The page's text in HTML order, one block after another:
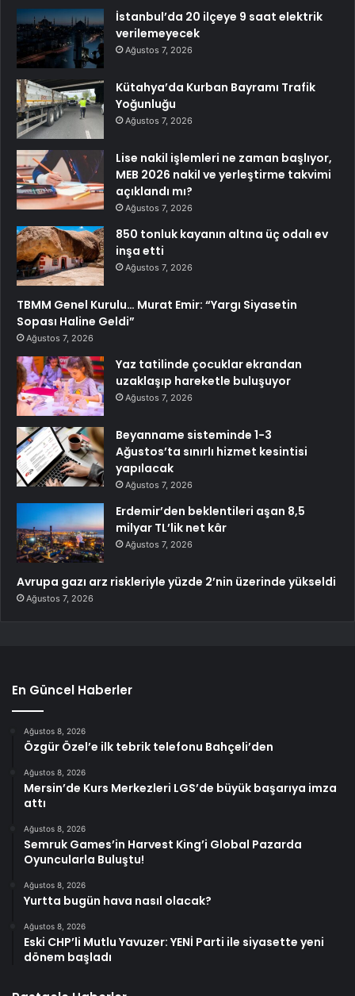
İstanbul’da 20 ilçeye 9 saat elektrik
verilemeyecek
Ağustos 7, 2026
Kütahya’da Kurban Bayramı Trafik
Yoğunluğu
Ağustos 7, 2026
Lise nakil işlemleri ne zaman başlıyor,
MEB 2026 nakil ve yerleştirme takvimi
açıklandı mı?
Ağustos 7, 2026
850 tonluk kayanın altına üç odalı ev
inşa etti
Ağustos 7, 2026
TBMM Genel Kurulu… Murat Emir: “Yargı Siyasetin
Sopası Haline Geldi”
Ağustos 7, 2026
Yaz tatilinde çocuklar ekrandan
uzaklaşıp hareketle buluşuyor
Ağustos 7, 2026
Beyanname sisteminde 1-3
Ağustos’ta sınırlı hizmet kesintisi
yapılacak
Ağustos 7, 2026
Erdemir’den beklentileri aşan 8,5
milyar TL’lik net kâr
Ağustos 7, 2026
Avrupa gazı arz riskleriyle yüzde 2’nin üzerinde yükseldi
Ağustos 7, 2026
En Güncel Haberler
Ağustos 8, 2026
Özgür Özel’e ilk tebrik telefonu Bahçeli’den
Ağustos 8, 2026
Mersin’de Kurs Merkezleri LGS’de büyük başarıya imza
attı
Ağustos 8, 2026
Semruk Games’in Harvest King’i Global Pazarda
Oyuncularla Buluştu!
Ağustos 8, 2026
Yurtta bugün hava nasıl olacak?
Ağustos 8, 2026
Eski CHP’li Mutlu Yavuzer: YENİ Parti ile siyasette yeni
dönem başladı